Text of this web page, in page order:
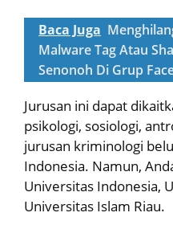
Baca Juga
Malware Tag Atau
Senonoh Di Grup
Jurusan ini dapat
psikologi, sosiologi,
jurusan kriminologi
Indonesia. Namun,
Universitas Indonesia,
Universitas Islam Riau.